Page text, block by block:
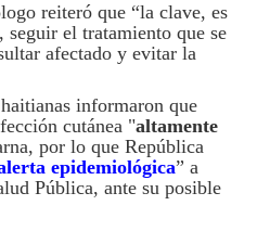
reiteró que “la clave, es
el tratamiento que se
afectado y evitar la
informaron que
cutánea "altamente
por lo que República
epidemiológica” a
Pública, ante su posible